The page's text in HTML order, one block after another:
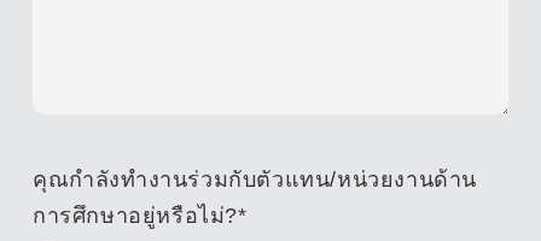
คุณกำลังทำงานร่วมกับตัวแทน/หน่วยงานด้าน
การศึกษาอยู่หรือไม่?*